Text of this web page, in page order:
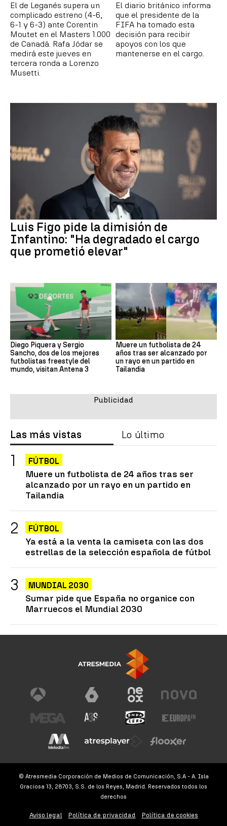
El de Leganés supera un
complicado estreno (4-6,
6-1 y 6-3) ante Corentin
Moutet en el Masters 1.000
de Canadá. Rafa Jódar se
medirá este jueves en
tercera ronda a Lorenzo
Musetti.
El diario británico informa
que el presidente de la
FIFA ha tomado esta
decisión para recibir
apoyos con los que
mantenerse en el cargo.
Luis Figo pide la dimisión de
Infantino: "Ha degradado el cargo
que prometió elevar"
Diego Piquera y Sergio
Sancho, dos de los mejores
futbolistas freestyle del
mundo, visitan Antena 3
Muere un futbolista de 24
años tras ser alcanzado por
un rayo en un partido en
Tailandia
Las más vistas Lo último
FÚTBOL
Muere un futbolista de 24 años tras ser
alcanzado por un rayo en un partido en
Tailandia
FÚTBOL
Ya está a la venta la camiseta con las dos
estrellas de la selección española de fútbol
MUNDIAL 2030
Sumar pide que España no organice con
Marruecos el Mundial 2030
© Atresmedia Corporación de Medios de Comunicación, S.A - A. Isla
Graciosa 13, 28703, S.S. de los Reyes, Madrid. Reservados todos los
derechos
Aviso legal Política de privacidad Política de cookies